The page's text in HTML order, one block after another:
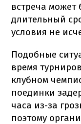
встреча
длительный
условия не
Подобные
время
клубном
поединки
часа из-за
поэтому